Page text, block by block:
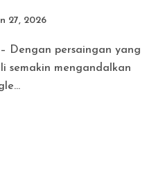
27, 2026
semakin mengandalkan